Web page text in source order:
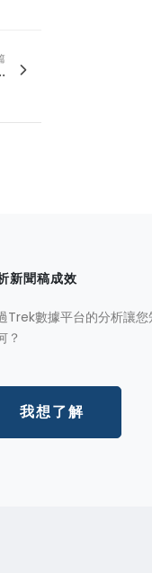
新聞稿成效
Trek數據平台的分析讓
？
我想了解